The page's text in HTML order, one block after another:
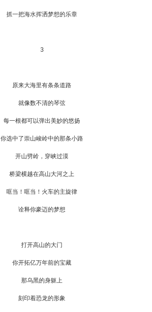
抓一把海水挥洒梦想的乐章
3
原来大海里有条条道路
就像数不清的琴弦
每一根都可以弹出美妙的悠扬
你选中了崇山峻岭中的那条小路
开山劈岭，穿峡过漠
桥梁横越在高山大河之上
哐当！哐当！火车的主旋律
诠释你豪迈的梦想
打开高山的大门
你开拓亿万年前的宝藏
那乌黑的身躯上
刻印着恐龙的形象